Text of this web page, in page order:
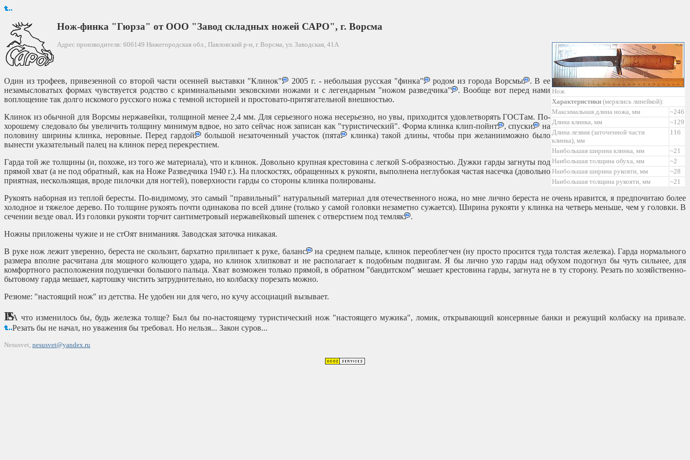
Нож-финка "Гюрза" от ООО "Завод складных ножей САРО", г. Ворсма
Адрес производителя: 606149 Нижегородская обл., Павловский р-н, г. Ворсма, ул. Заводская, 41А
Нож
Характеристики (мерялись линейкой):
Максимальная длина ножа, мм
~246
Длина клинка, мм
~129
Длина лезвия (заточенной части
клинка), мм
116
Наибольшая ширина клинка, мм
~21
Наибольшая толщина обуха, мм
~2
Наибольшая ширина рукояти, мм
~28
Наибольшая толщина рукояти, мм
~21
Один из трофеев, привезенной со второй части осенней выставки "Клинок" 2005 г. - небольшая русская "финка" родом из города Ворсмы
. В ее
незамысловатых формах чувствуется родство с криминальными зековскими ножами и с легендарным "ножом разведчика"
. Вообще вот перед нами
воплощение так долго искомого русского ножа с темной историей и простовато-притягательной внешностью.
Клинок из обычной для Ворсмы нержавейки, толщиной менее 2,4 мм. Для серьезного ножа несерьезно, но увы, приходится удовлетворять ГОСТам. По-
хорошему следовало бы увеличить толщину минимум вдвое, но зато сейчас нож записан как "туристический". Форма клинка клип-пойнт
, спуски
на
половину ширины клинка, неровные. Перед гардой
большой незаточенный участок (пята
клинка) такой длины, чтобы при желанииможно было
вынести указательный палец на клинок перед перекрестием.
Гарда той же толщины (и, похоже, из того же материала), что и клинок. Довольно крупная крестовина с легкой S-образностью. Дужки гарды загнуты под
прямой хват (а не под обратный, как на Ноже Разведчика 1940 г.). На плоскостях, обращенных к рукояти, выполнена неглубокая частая насечка (довольно
приятная, нескользящая, вроде пилочки для ногтей), поверхности гарды со стороны клинка полированы.
Рукоять наборная из теплой бересты. По-видимому, это самый "правильный" натуральный материал для отечественного ножа, но мне лично береста не очень нравится, я предпочитаю более
холодное и тяжелое дерево. По толщине рукоять почти одинакова по всей длине (только у самой головки незаметно сужается). Ширина рукояти у клинка на четверь меньше, чем у головки. В
сечении везде овал. Из головки рукояти торчит сантиметровый нержавейковый шпенек с отверстием под темляк
.
Ножны приложены чужие и не стОят вниманияя. Заводская заточка никакая.
В руке нож лежит уверенно, береста не скользит, бархатно прилипает к руке, баланс
на среднем пальце, клинок переоблегчен (ну просто просится туда толстая железка). Гарда нормального
размера вполне расчитана для мощного колющего удара, но клинок хлипковат и не располагает к подобным подвигам. Я бы лично ухо гарды над обухом подогнул бы чуть сильнее, для
комфортного расположения подушечки большого пальца. Хват возможен только прямой, в обратном "бандитском" мешает крестовина гарды, загнута не в ту сторону. Резать по хозяйственно-
бытовому гарда мешает, картошку чистить затруднительно, но колбаску порезать можно.
Резюме: "настоящий нож" из детства. Не удобен ни для чего, но кучу ассоциаций вызывает.
PSА что изменилось бы, будь железка толще? Был бы по-настоящему туристический нож "настоящего мужика", ломик, открывающий консервные банки и режущий колбаску на привале.
Резать бы не начал, но уважения бы требовал. Но нельзя... Закон суров...
Nesusvet, nesusvet@yandex.ru